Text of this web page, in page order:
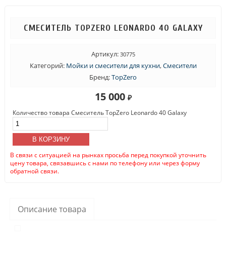
СМЕСИТЕЛЬ TOPZERO LEONARDO 40 GALAXY
Артикул: 30775
Категорий: Мойки и смесители для кухни,Смесители
Бренд:TopZero
15 000 ₽
Количество товара Смеситель TopZero Leonardo 40 Galaxy
В КОРЗИНУ
В связи с ситуацией на рынках просьба перед покупкой уточнить
цену товара, связавшись с нами по телефону или через форму
обратной связи.
Описание товара